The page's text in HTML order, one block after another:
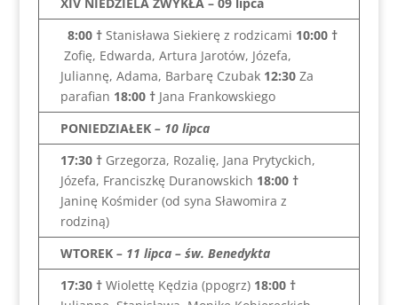
8:00 † Stanisława Siekierę z rodzicami 10:00 †
Zofię, Edwarda, Artura Jarotów, Józefa,
Juliannę, Adama, Barbarę Czubak 12:30 Za
parafian 18:00 † Jana Frankowskiego
PONIEDZIAŁEK – 10 lipca
17:30 † Grzegorza, Rozalię, Jana Prytyckich,
Józefa, Franciszkę Duranowskich 18:00 †
Janinę Kośmider (od syna Sławomira z
rodziną)
WTOREK – 11 lipca – św. Benedykta
17:30 † Wiolettę Kędzia (ppogrz) 18:00 †